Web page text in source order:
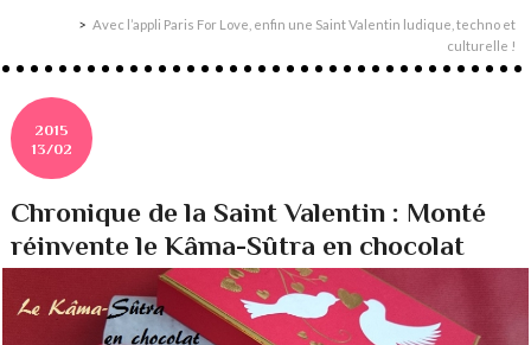
Avec l’appli Paris For Love, enfin une Saint Valentin ludique, techno et
culturelle !
2015
13/02
Chronique de la Saint Valentin : Monté
réinvente le Kâma-Sûtra en chocolat